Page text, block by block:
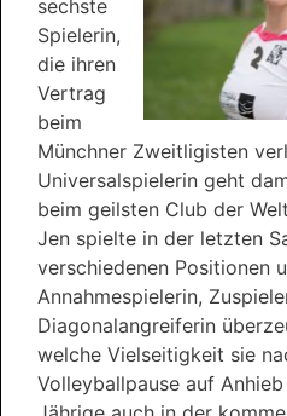
sechste
Spielerin,
die ihren
Vertrag
beim
Münchner Zweitligisten
Universalspielerin geht
beim geilsten Club der
Jen spielte in der letzten
verschiedenen Positionen
Annahmespielerin,
Diagonalangreiferin
welche Vielseitigkeit sie
Volleyballpause auf